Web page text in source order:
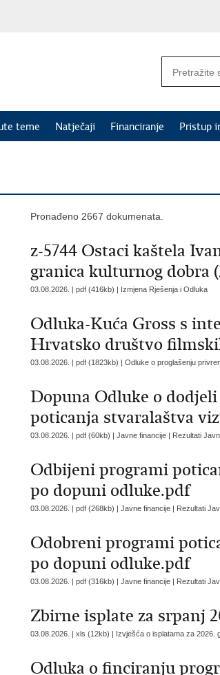
teme Natječaji Financiranje Pristup
Pronađeno 2667 dokumenata.
z-5744 Ostaci kaštela
granica kulturnog dobra
03.08.2026. | pdf (416kb) | Izmjena Rješenja i Odluka
Odluka-Kuća Gross s
Hrvatsko društvo
03.08.2026. | pdf (1823kb) | Odluke o proglašenju
Dopuna Odluke o
poticanja stvaralaštva
03.08.2026. | pdf (60kb) | Javne financije | Rezultati
Odbijeni programi
po dopuni odluke.pdf
03.08.2026. | pdf (268kb) | Javne financije | Rezultati
Odobreni programi
po dopuni odluke.pdf
03.08.2026. | pdf (316kb) | Javne financije | Rezultati
Zbirne isplate za srpanj
03.08.2026. | xls (12kb) | Izvješća o isplatama za 2026.
Odluka o finciranju